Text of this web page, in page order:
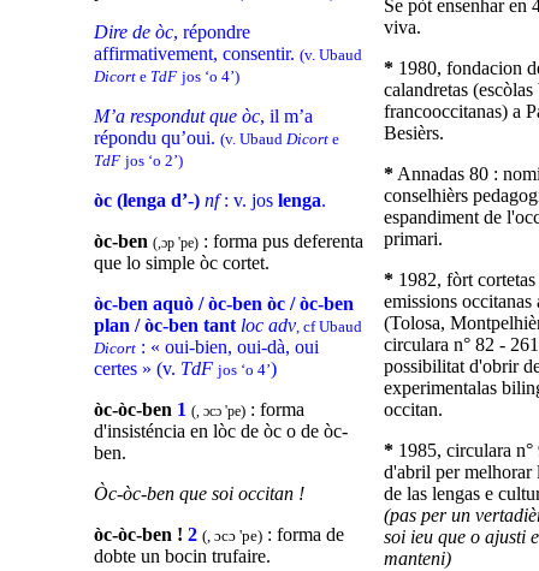
Dire de òc, répondre
affirmativement, consentir. (v. Ubaud
Dicort e TdF jos ‘o 4’)
M’a respondut que òc, il m’a
répondu qu’oui. (v. Ubaud Dicort e
TdF jos ‘o 2’)
òc (lenga d’-) nf: v. jos lenga.
òc-ben (,ɔp 'pe) : forma pus deferenta
que lo simple òc cortet.
òc-ben aquò / òc-ben òc / òc-ben
plan / òc-ben tant loc adv, cf Ubaud
Dicort : « oui-bien, oui-dà, oui
certes » (v. TdF jos ‘o 4’)
òc-òc-ben 1 (, ɔcɔ 'pe) : forma
d'insisténcia en lòc de òc o de òc-
ben.
Òc-òc-ben que soi occitan !
òc-òc-ben ! 2 (, ɔcɔ 'pe) : forma de
dobte un bocin trufaire.
Se pòt ensenhar en
viva.
* 1980, fondacion
calandretas
francooccitanas) a
Besièrs.
* Annadas 80 :
conselhièrs
espandiment de
primari.
* 1982, fòrt cortetas
emissions
(Tolosa,
circulara n° 82 -
possibilitat d'obrir
experimentalas
occitan.
* 1985, circulara
d'abril per melhorar
de las lengas e
(pas per un
soi ieu que o ajusti
manteni)